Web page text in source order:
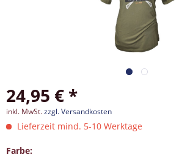
24,95 € *
inkl. MwSt.zzgl. Versandkosten
Lieferzeit mind. 5-10 Werktage
Farbe: